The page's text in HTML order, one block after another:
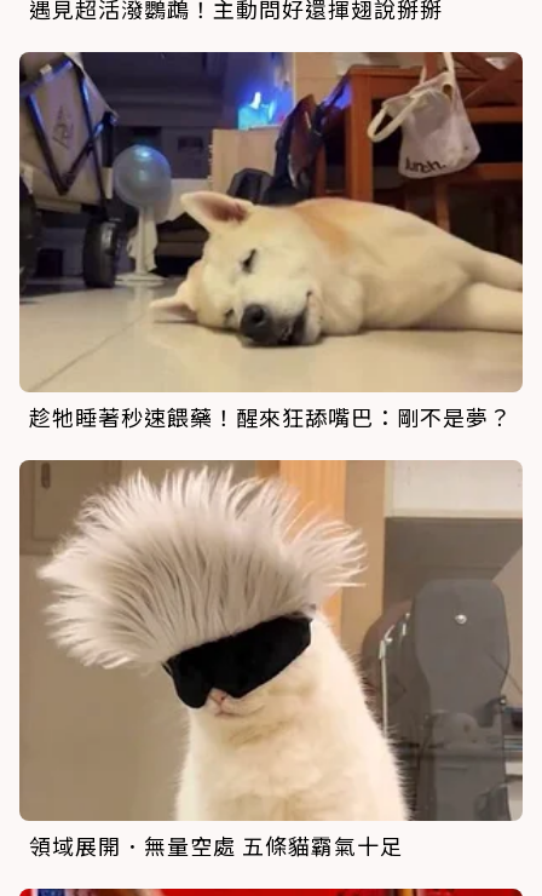
遇見超活潑鸚鵡！主動問好還揮翅說掰掰
趁牠睡著秒速餵藥！醒來狂舔嘴巴：剛不是夢？
領域展開．無量空處 五條貓霸氣十足